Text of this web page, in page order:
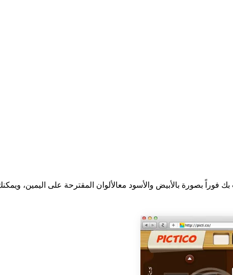
فوراً بصورة بالأبيض والأسود معالألوان المقترحة على اليمين،